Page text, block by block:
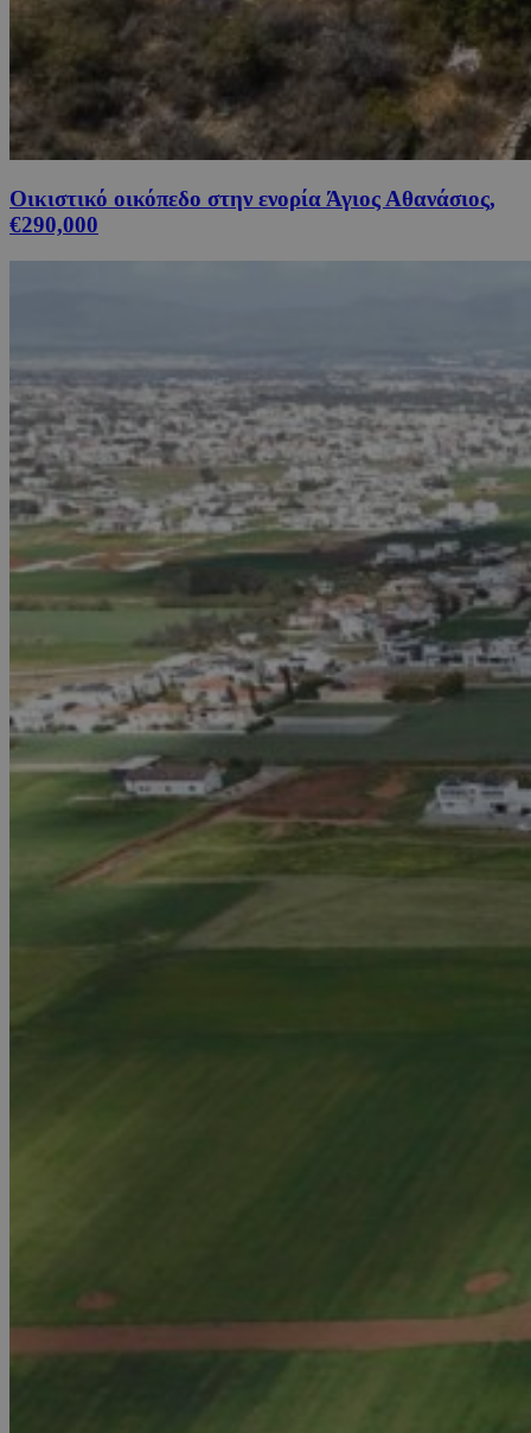
Οικιστικό οικόπεδο στην ενορία Άγιος Αθανάσιος,
€290,000